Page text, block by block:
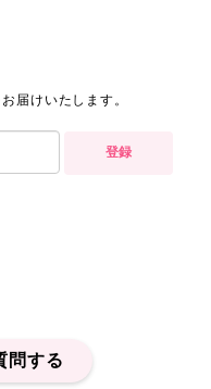
届けいたします。
登録
問する